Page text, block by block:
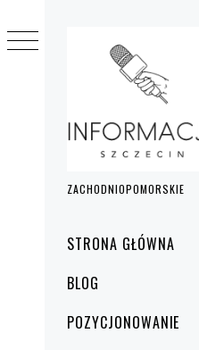
ZACHODNIOPOMORSKIE
główneSTRONA GŁÓWNA
BLOG
POZYCJONOWANIE
do
treści